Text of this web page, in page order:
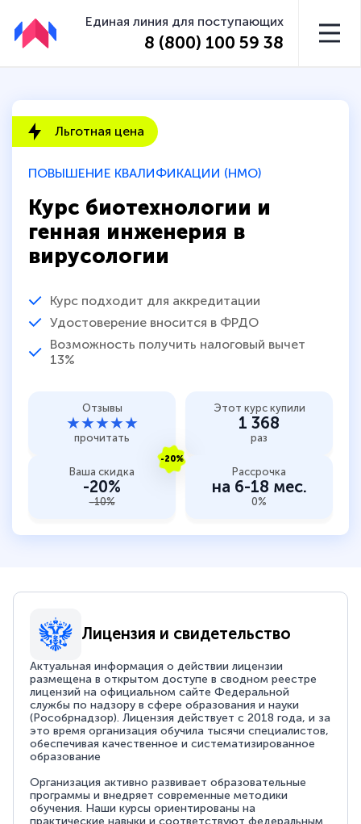
Единая линия для поступающих
8 (800) 100 59 38
ПОВЫШЕНИЕ КВАЛИФИКАЦИИ (НМО)
Курс биотехнологии и
генная инженерия в
вирусологии
Курс подходит для аккредитации
Удостоверение вносится в ФРДО
Возможность получить налоговый вычет
13%
Льготная цена
Отзывы
★★★★★
прочитать
Этот курс купили
1 368
раз
-20%
Ваша скидка
-20%
-10%
Рассрочка
на 6-18 мес.
0%
Лицензия и свидетельство
Актуальная информация о действии лицензии
размещена в открытом доступе в сводном реестре
лицензий на официальном сайте Федеральной
службы по надзору в сфере образования и науки
(Рособрнадзор). Лицензия действует с 2018 года, и за
это время организация обучила тысячи специалистов,
обеспечивая качественное и систематизированное
образование
Организация активно развивает образовательные
программы и внедряет современные методики
обучения. Наши курсы ориентированы на
практические навыки и соответствуют федеральным